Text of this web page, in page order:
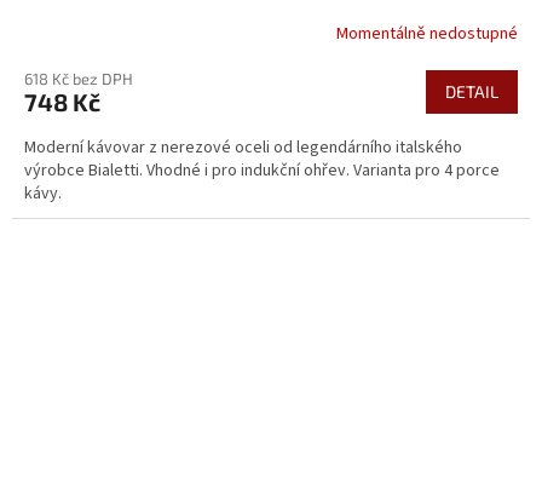
Momentálně nedostupné
618 Kč bez DPH
748 Kč DETAIL
Moderní kávovar z nerezové oceli od legendárního italského
výrobce Bialetti. Vhodné i pro indukční ohřev. Varianta pro 4 porce
kávy.